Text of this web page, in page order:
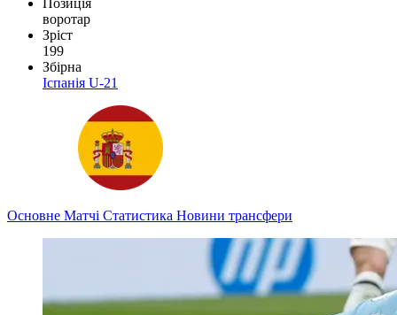
воротар
Зріст
199
Збірна
Іспанія U-21
Основне Матчі Статистика Новини трансфери